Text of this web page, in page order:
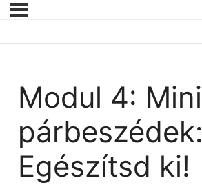
Modul 4: Mini
párbeszédek:
Egészítsd ki!